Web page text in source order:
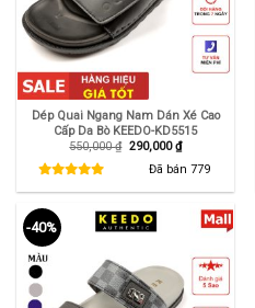
Dép Quai Ngang Nam Dán Xé Cao
Cấp Da Bò KEEDO-KD5515
550,000₫ Giá
550,000 ₫.
290,000₫Giá
hiện
tại
là:
290,000 ₫.
Đã bán 779
-40%